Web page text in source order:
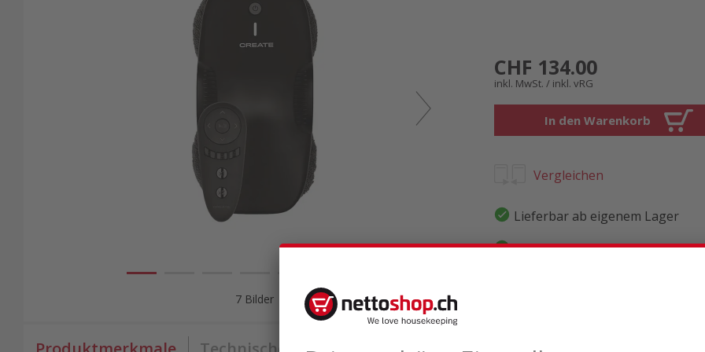
7 Bilder
CHF 134.00
inkl. MwSt. / inkl. vRG
In den Warenkorb
Vergleichen
Lieferbar ab eigenem Lager
Bis 21 Uhr bestellt, Lieferung